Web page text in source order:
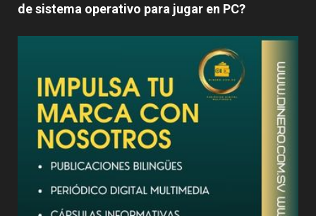
de sistema operativo para jugar en PC?